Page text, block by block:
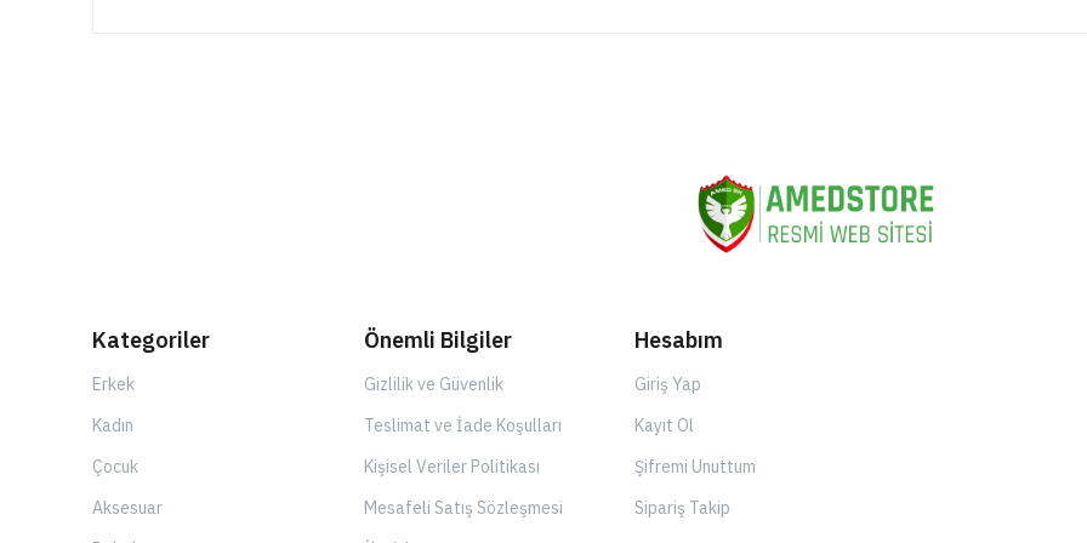
Kategoriler
Erkek
Kadın
Çocuk
Aksesuar
Önemli Bilgiler
Gizlilik ve Güvenlik
Teslimat ve İade Koşulları
Kişisel Veriler Politikası
Mesafeli Satış Sözleşmesi
Hesabım
Giriş Yap
Kayıt Ol
Şifremi Unuttum
Sipariş Takip